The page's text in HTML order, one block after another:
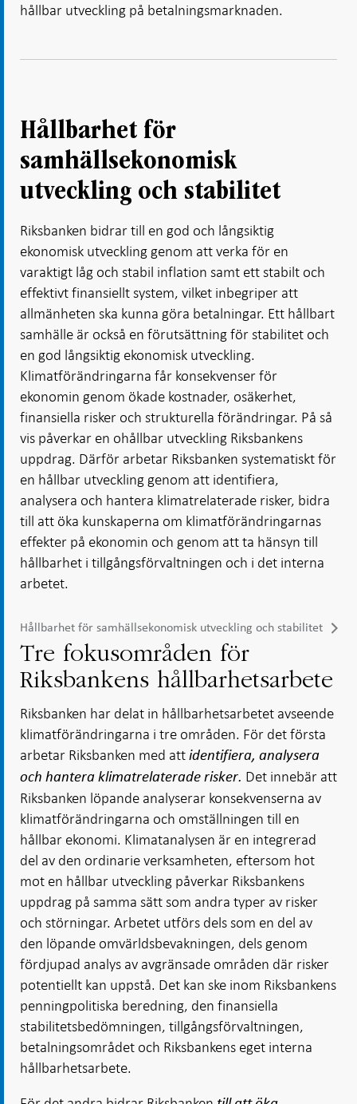
hållbar utveckling på betalningsmarknaden.
Hållbarhet för
samhällsekonomisk
utveckling och stabilitet
Riksbanken bidrar till en god och långsiktig
ekonomisk utveckling genom att verka för en
varaktigt låg och stabil inflation samt ett stabilt och
effektivt finansiellt system, vilket inbegriper att
allmänheten ska kunna göra betalningar. Ett hållbart
samhälle är också en förutsättning för stabilitet och
en god långsiktig ekonomisk utveckling.
Klimatförändringarna får konsekvenser för
ekonomin genom ökade kostnader, osäkerhet,
finansiella risker och strukturella förändringar. På så
vis påverkar en ohållbar utveckling Riksbankens
uppdrag. Därför arbetar Riksbanken systematiskt för
en hållbar utveckling genom att identifiera,
analysera och hantera klimatrelaterade risker, bidra
till att öka kunskaperna om klimatförändringarnas
effekter på ekonomin och genom att ta hänsyn till
hållbarhet i tillgångsförvaltningen och i det interna
arbetet.
Hållbarhet för samhällsekonomisk utveckling och stabilitet
Tre fokusområden för
Riksbankens hållbarhetsarbete
Riksbanken har delat in hållbarhetsarbetet avseende
klimatförändringarna i tre områden. För det första
arbetar Riksbanken med att identifiera, analysera
och hantera klimatrelaterade risker. Det innebär att
Riksbanken löpande analyserar konsekvenserna av
klimatförändringarna och omställningen till en
hållbar ekonomi. Klimatanalysen är en integrerad
del av den ordinarie verksamheten, eftersom hot
mot en hållbar utveckling påverkar Riksbankens
uppdrag på samma sätt som andra typer av risker
och störningar. Arbetet utförs dels som en del av
den löpande omvärldsbevakningen, dels genom
fördjupad analys av avgränsade områden där risker
potentiellt kan uppstå. Det kan ske inom Riksbankens
penningpolitiska beredning, den finansiella
stabilitetsbedömningen, tillgångsförvaltningen,
betalningsområdet och Riksbankens eget interna
hållbarhetsarbete.